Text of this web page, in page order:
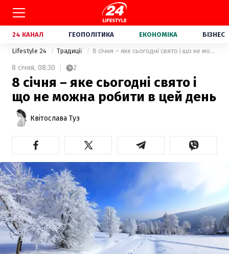
24 КАНАЛ ГЕОПОЛІТИКА ЕКОНОМІКА БІЗНЕС
Lifestyle 24 Традиції 8 січня – яке сьогодні свято і що не можна робити в цей день
8 січня, 08:30 2
8 січня – яке сьогодні свято і
що не можна робити в цей день
Квітослава Туз